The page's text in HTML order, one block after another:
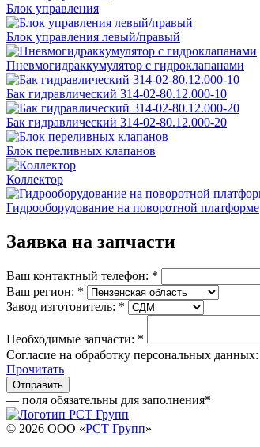
Блок управления
Блок управления левый/правый
Пневмогидраккумулятор с гидроклапанами
Бак гидравлический 314-02-80.12.000-10
Бак гидравлический 314-02-80.12.000-20
Блок переливных клапанов
Коллектор
Гидрооборудование на поворотной платформе
Заявка на запчасти
Ваш контактный телефон: *
Ваш регион: *
Завод изготовитель: *
Необходимые запчасти: *
Согласие на обработку персональных данных:
Прочитать
— поля обязательны для заполнения*
© 2026 OOO «РСТ Групп»